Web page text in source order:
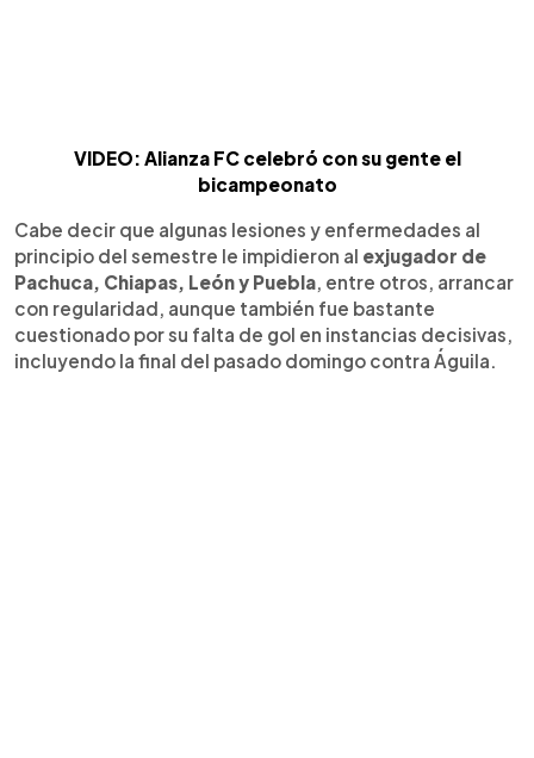
VIDEO: Alianza FC celebró con su gente el
bicampeonato
Cabe decir que algunas lesiones y enfermedades al
principio del semestre le impidieron al exjugador de
Pachuca, Chiapas, León y Puebla, entre otros, arrancar
con regularidad, aunque también fue bastante
cuestionado por su falta de gol en instancias decisivas,
incluyendo la final del pasado domingo contra Águila.